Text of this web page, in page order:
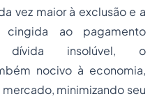
vez maior à exclusão e a
cingida ao pagamento
insolúvel, o
nocivo à economia,
minimizando seu